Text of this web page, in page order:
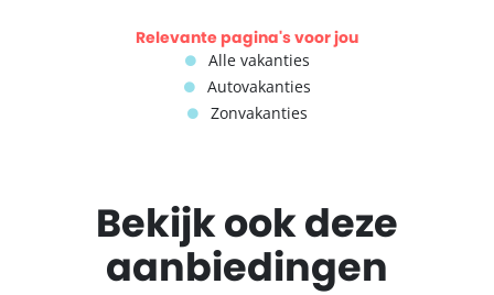
Relevante pagina's voor jou
Alle vakanties
Autovakanties
Zonvakanties
Bekijk ook deze
aanbiedingen